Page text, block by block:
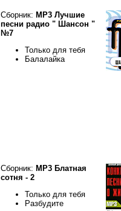
Сборник: МР3 Лучшие
песни радио " Шансон "
№7
Только для тебя
Балалайка
Сборник: МР3 Блатная
сотня - 2
Только для тебя
Разбудите